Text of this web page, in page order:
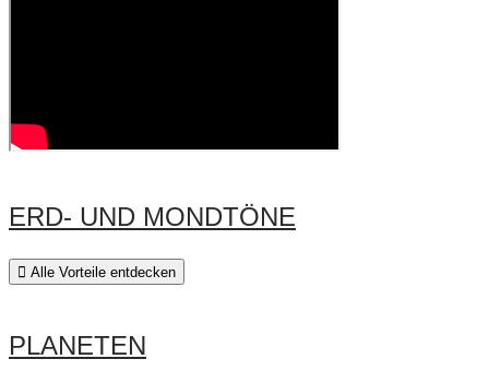
ERD- UND MONDTÖNE
Alle Vorteile entdecken
PLANETEN